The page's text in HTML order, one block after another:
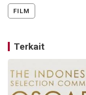
FILM
Terkait